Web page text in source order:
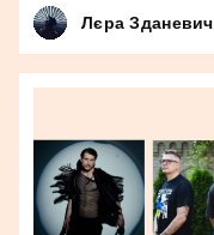
Лєра Зданевич